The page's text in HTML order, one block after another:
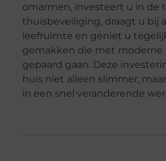
omarmen, investeert u in de
thuisbeveiliging, draagt u bij
leefruimte en geniet u
gemakken die met moderne
gepaard gaan. Deze
huis niet alleen slimmer,
in een snel veranderende